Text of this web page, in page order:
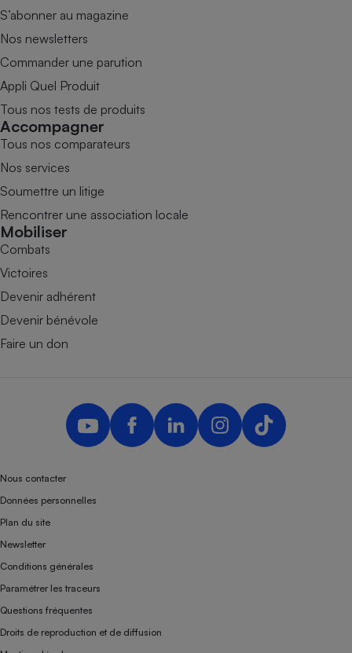
S’abonner au magazine
Nos newsletters
Commander une parution
Appli Quel Produit
Tous nos tests de produits
Accompagner
Tous nos comparateurs
Nos services
Soumettre un litige
Rencontrer une association locale
Mobiliser
Combats
Victoires
Devenir adhérent
Devenir bénévole
Faire un don
Nous contacter
Données personnelles
Plan du site
Newsletter
Conditions générales
Paramétrer les traceurs
Questions fréquentes
Droits de reproduction et de diffusion